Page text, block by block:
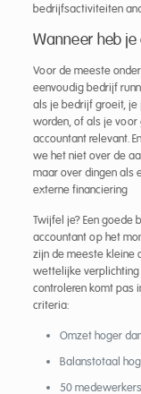
bedrijfsactiviteiten
Wanneer heb
Voor de meeste
eenvoudig bedrijf
als je bedrijf groeit,
worden, of als je
accountant relevant.
we het niet over de
maar over dingen als
externe financiering
Twijfel je? Een goede
accountant op het
zijn de meeste kleine
wettelijke verplichting
controleren komt pas
criteria:
Omzet hoger
Balanstotaal
50